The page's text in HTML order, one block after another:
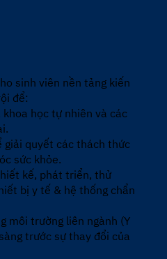
sinh viên nền tảng kiến
để:
học tự nhiên và các
giải quyết các thách thức
sức khỏe.
kế, phát triển, thử
bị y tế & hệ thống chẩn
môi trường liên ngành (Y
trước sự thay đổi của